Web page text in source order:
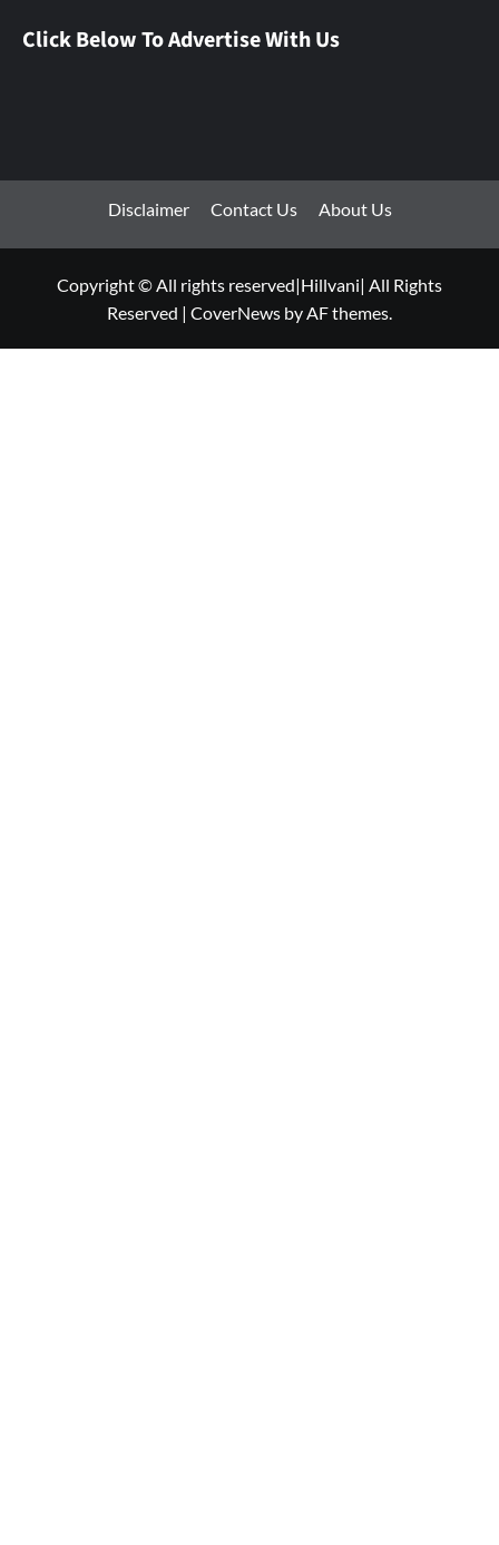
Click Below To Advertise With Us
Disclaimer Contact Us About Us
Copyright © All rights reserved|Hillvani| All Rights
Reserved | CoverNews by AF themes.